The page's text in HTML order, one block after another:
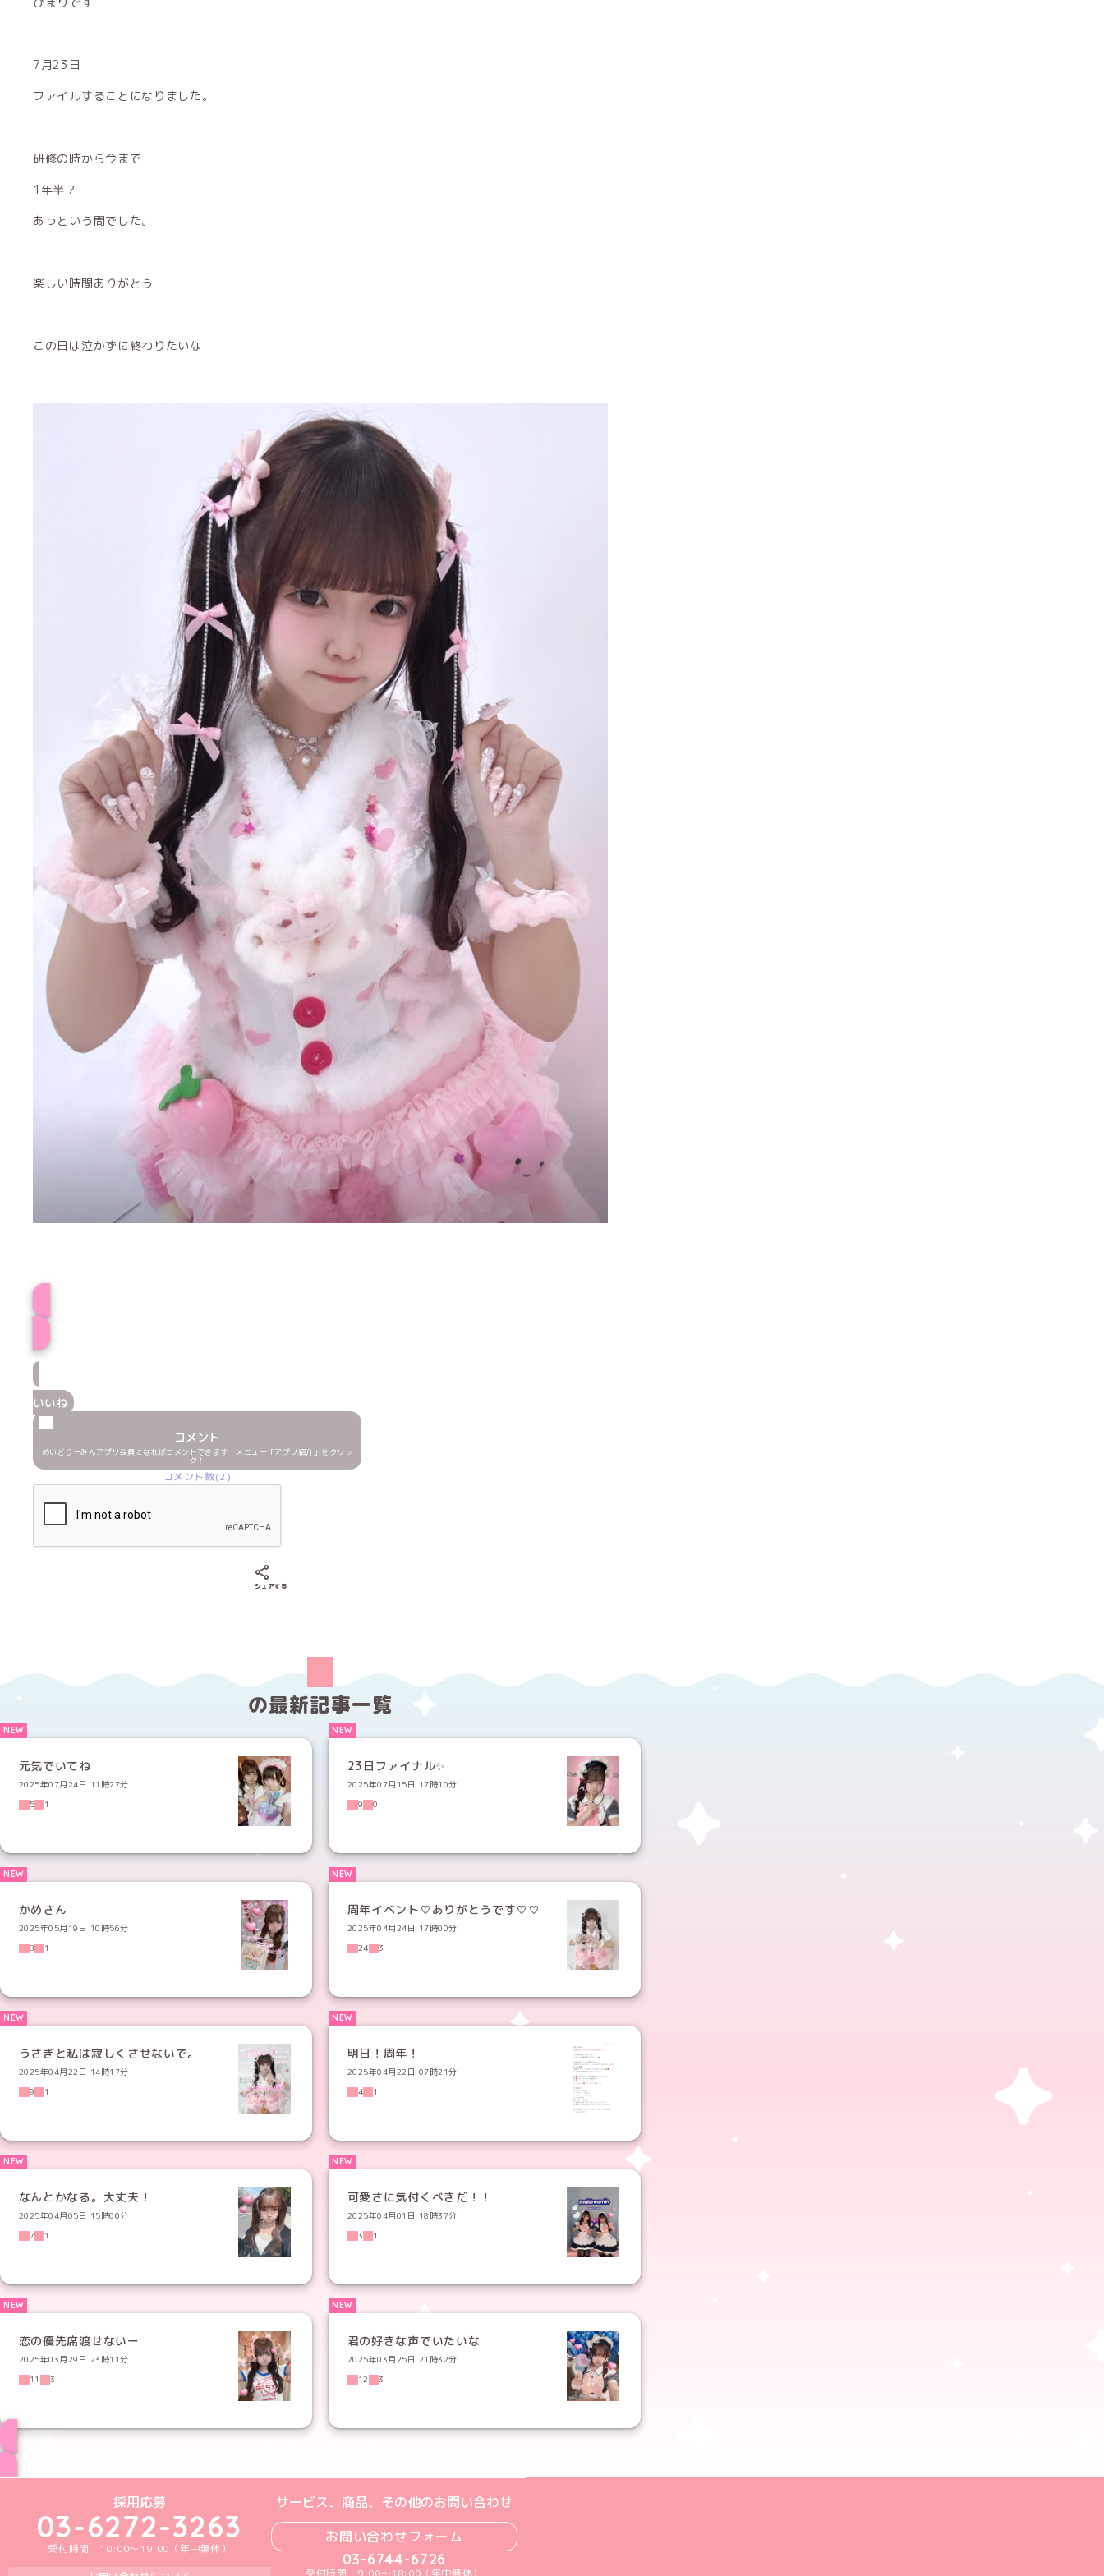
7月23日
ファイルすることになりました。
研修の時から今まで
1年半？
あっという間でした。
楽しい時間ありがとう
この日は泣かずに終わりたいな
いいね
コメント
めいどりーみんアプリ会員になればコメントできます！メニュー「アプリ紹介」をクリッ
ク！
コメント数(2)
シェアする
の最新記事一覧
元気でいてね
2025年07月24日 11時27分
5
1
23日ファイナル✨
2025年07月15日 17時10分
9
0
かめさん
2025年05月19日 10時56分
8
1
周年イベント♡ありがとうです♡♡
2025年04月24日 17時00分
24
3
うさぎと私は寂しくさせないで。
2025年04月22日 14時17分
9
1
明日！周年！
2025年04月22日 07時21分
4
1
なんとかなる。大丈夫！
2025年04月05日 15時00分
7
1
可愛さに気付くべきだ！！
2025年04月01日 18時37分
3
1
恋の優先席渡せないー
2025年03月29日 23時11分
11
3
君の好きな声でいたいな
2025年03月25日 21時32分
12
3
めいどりーみんTikTok公式アカウント
めいどりーみんX公式アカウント
めいどりーみんInstagram公式アカウント
めいどりーみんFacebook公式アカウント
めいどりーみんYouTube公式アカウント
採用応募
03-6272-3263
受付時間：10:00～19:00（年中無休）
サービス、商品、その他のお問い合わせ
お問い合わせフォーム
03-6744-6726
受付時間：9:00～18:00（年中無休）